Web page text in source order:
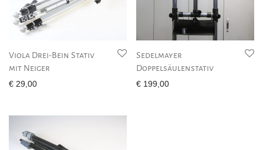
Viola Drei-Bein Stativ
mit Neiger
€ 29,00
Sedelmayer
Doppelsäulenstativ
€ 199,00